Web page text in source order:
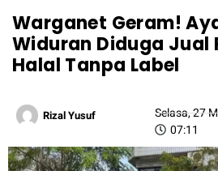
Warganet Geram!
Widuran Diduga Jual
Halal Tanpa Label
Rizal Yusuf
Selasa, 27
07:11